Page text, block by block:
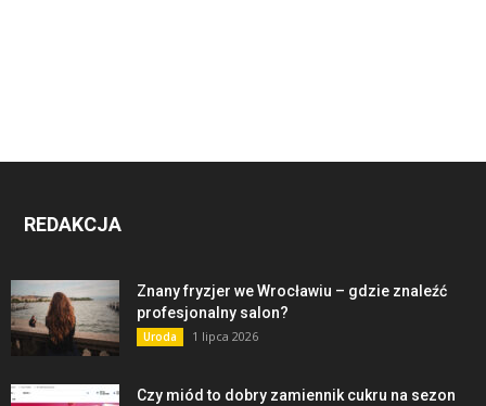
REDAKCJA
Znany fryzjer we Wrocławiu – gdzie znaleźć
profesjonalny salon?
Uroda 1 lipca 2026
Czy miód to dobry zamiennik cukru na sezon